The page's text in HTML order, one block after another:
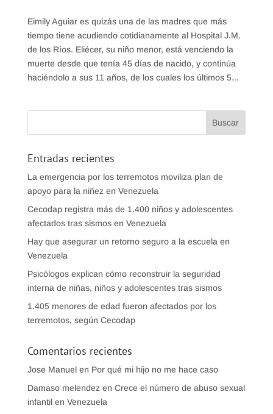
Eimily Aguiar es quizás una de las madres que más
tiempo tiene acudiendo cotidianamente al Hospital J.M.
de los Ríos. Eliécer, su niño menor, está venciendo la
muerte desde que tenía 45 días de nacido, y continúa
haciéndolo a sus 11 años, de los cuales los últimos 5...
Entradas recientes
La emergencia por los terremotos moviliza plan de
apoyo para la niñez en Venezuela
Cecodap registra más de 1.400 niños y adolescentes
afectados tras sismos en Venezuela
Hay que asegurar un retorno seguro a la escuela en
Venezuela
Psicólogos explican cómo reconstruir la seguridad
interna de niñas, niños y adolescentes tras sismos
1.405 menores de edad fueron afectados por los
terremotos, según Cecodap
Comentarios recientes
Jose Manuelen Por qué mi hijo no me hace caso
Damaso melendez en Crece el número de abuso sexual
infantil en Venezuela